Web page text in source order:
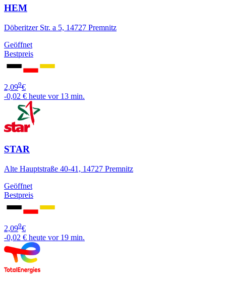
HEM
Döberitzer Str. a 5, 14727 Premnitz
Geöffnet
Bestpreis
2,099€
-0,02 € heute vor 13 min.
STAR
Alte Hauptstraße 40-41, 14727 Premnitz
Geöffnet
Bestpreis
2,099€
-0,02 € heute vor 19 min.